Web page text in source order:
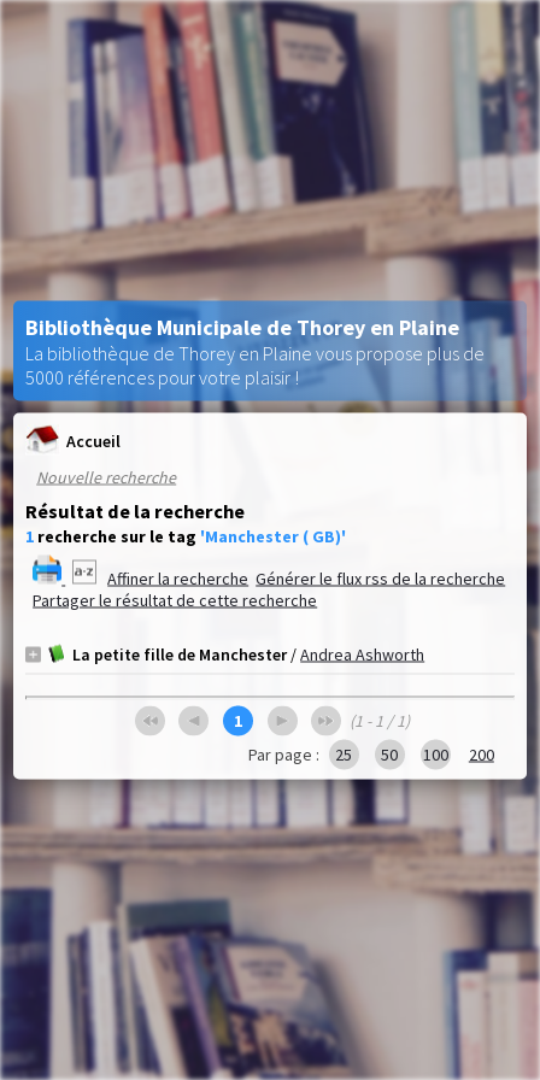
Accueil
Nouvelle recherche
Résultat de la recherche
1 recherche sur le tag 'Manchester ( GB)'
Affiner la recherche Générer le flux rss de la recherche
Partager le résultat de cette recherche
La petite fille de Manchester/Andrea Ashworth
1
(1 - 1 / 1)
Par page :
25 50 100 200
Bibliothèque Municipale de Thorey en Plaine
La bibliothèque de Thorey en Plaine vous propose plus de
5000 références pour votre plaisir !